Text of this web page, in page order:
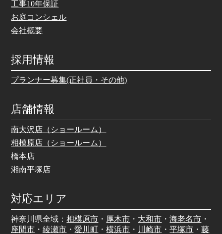
工事10年保証
お庭コンシェル
会社概要
採用情報
プランナー募集(正社員・その他)
店舗情報
南大沢店（ショールーム）
相模原店（ショールーム）
橋本店
湘南平塚店
対応エリア
神奈川県全域：相模原市 ・ 厚木市 ・ 大和市 ・海老名市 ・
座間市 ・綾瀬市 ・愛川町 ・横浜市 ・ 川崎市 ・平塚市 ・藤